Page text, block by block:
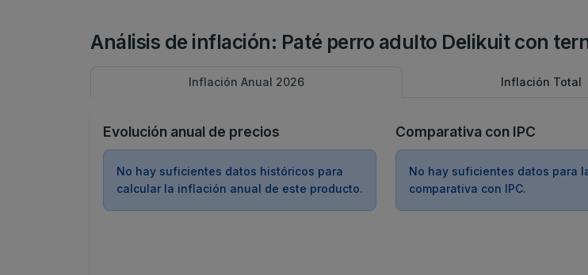
Análisis de inflación: Paté perro adulto Delikuit con
Inflación Anual 2026 Inflación Total
Evolución anual de precios
No hay suficientes datos históricos para
calcular la inflación anual de este producto.
Comparativa con IPC
No hay suficientes datos para
comparativa con IPC.